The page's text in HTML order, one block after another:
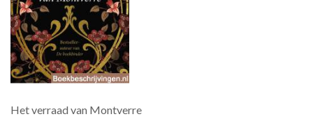
Het verraad van Montverre